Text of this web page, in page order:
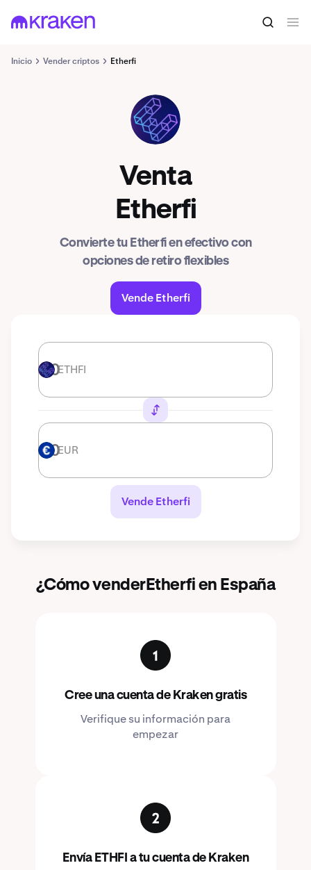
Inicio Vender criptos Etherfi
ETHFI
Venta
Etherfi
Convierte tu Etherfi en efectivo con
opciones de retiro flexibles
Vende Etherfi
ETHFI ETHFI
EUR EUR
Vende Etherfi
¿Cómo venderEtherfi en España
Cree una cuenta de Kraken gratis
Verifique su información para
empezar
Envía ETHFI a tu cuenta de Kraken